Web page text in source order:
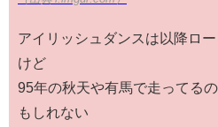
アイリッシュダンスは以降ロ
けど
95年の秋天や有馬で走ってる
もしれない